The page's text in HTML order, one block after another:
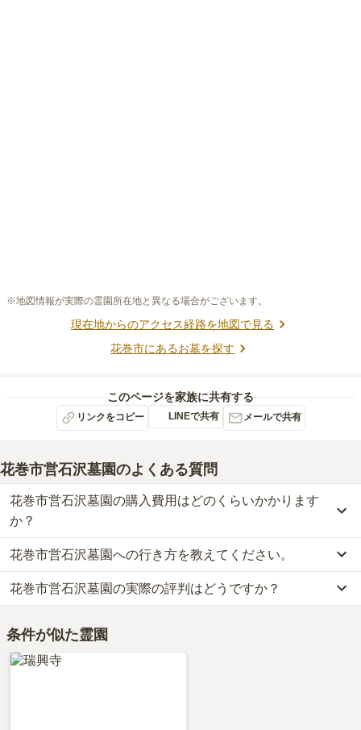
※地図情報が実際の霊園所在地と異なる場合がございます。
現在地からのアクセス経路を地図で見る
花巻市にあるお墓を探す
このページを家族に共有する
リンクをコピー LINEで共有 メールで共有
花巻市営石沢墓園のよくある質問
花巻市営石沢墓園の購入費用はどのくらいかかります
か？
花巻市営石沢墓園の現在の販売価格については現在調査中です。
お墓は、価格が高いものがよい、安いものが悪い、という訳ではあ
りません。大切なのは、ご家族が心から納得し、安心してお参りで
きる場所を選ぶことです。
花巻市営石沢墓園への行き方を教えてください。
花巻市営石沢墓園への行き方は現在調査中です。
詳細な行き方や送迎バスの有無については、資料請求で最新の情報
をご確認ください。
花巻市営石沢墓園の実際の評判はどうですか？
口コミはあくまで一つの目安です。資料請求や現地見学を通して、
ご自身の目で雰囲気を確認してみることをおすすめします。
条件が似た霊園